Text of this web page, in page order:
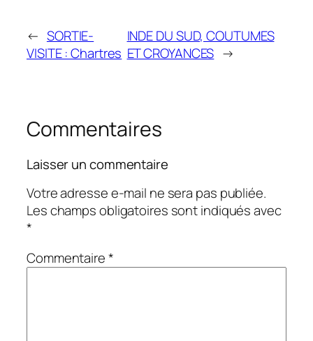
← SORTIE-
VISITE : Chartres
INDE DU SUD, COUTUMES
ET CROYANCES →
Commentaires
Laisser un commentaire
Votre adresse e-mail ne sera pas publiée.
Les champs obligatoires sont indiqués avec
*
Commentaire*